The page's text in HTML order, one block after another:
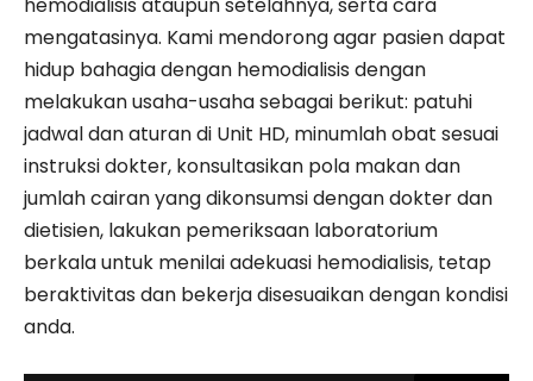
mengatasinya. Kami mendorong agar pasien dapat
hidup bahagia dengan hemodialisis dengan
melakukan usaha-usaha sebagai berikut: patuhi
jadwal dan aturan di Unit HD, minumlah obat sesuai
instruksi dokter, konsultasikan pola makan dan
jumlah cairan yang dikonsumsi dengan dokter dan
dietisien, lakukan pemeriksaan laboratorium
berkala untuk menilai adekuasi hemodialisis, tetap
beraktivitas dan bekerja disesuaikan dengan kondisi
anda.